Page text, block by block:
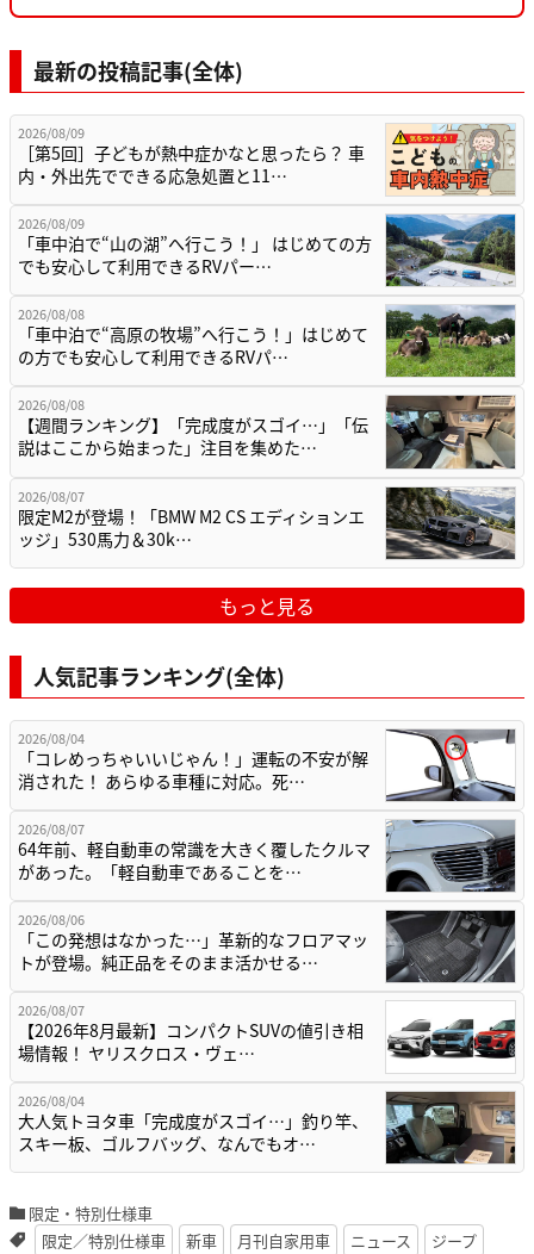
最新の投稿記事(全体)
2026/08/09
［第5回］子どもが熱中症かなと思ったら？ 車
内・外出先でできる応急処置と11…
2026/08/09
「車中泊で“山の湖”へ行こう！」 はじめての方
でも安心して利用できるRVパー…
2026/08/08
「車中泊で“高原の牧場”へ行こう！」はじめて
の方でも安心して利用できるRVパ…
2026/08/08
【週間ランキング】「完成度がスゴイ…」「伝
説はここから始まった」注目を集めた…
2026/08/07
限定M2が登場！「BMW M2 CS エディションエ
ッジ」530馬力＆30k…
もっと見る
人気記事ランキング(全体)
2026/08/04
「コレめっちゃいいじゃん！」運転の不安が解
消された！ あらゆる車種に対応。死…
2026/08/07
64年前、軽自動車の常識を大きく覆したクルマ
があった。「軽自動車であることを…
2026/08/06
「この発想はなかった…」革新的なフロアマッ
トが登場。純正品をそのまま活かせる…
2026/08/07
【2026年8月最新】コンパクトSUVの値引き相
場情報！ ヤリスクロス・ヴェ…
2026/08/04
大人気トヨタ車「完成度がスゴイ…」釣り竿、
スキー板、ゴルフバッグ、なんでもオ…
限定・特別仕様車
限定／特別仕様車
新車 月刊自家用車 ニュース ジープ